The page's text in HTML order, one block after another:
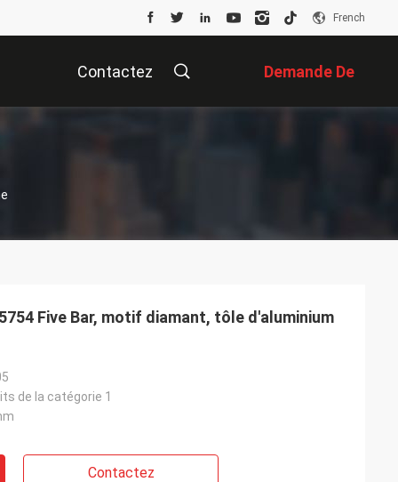
French
Contactez Demande De
Soumission
Five Bar, motif diamant, tôle d'aluminium
de la catégorie 1
Contactez